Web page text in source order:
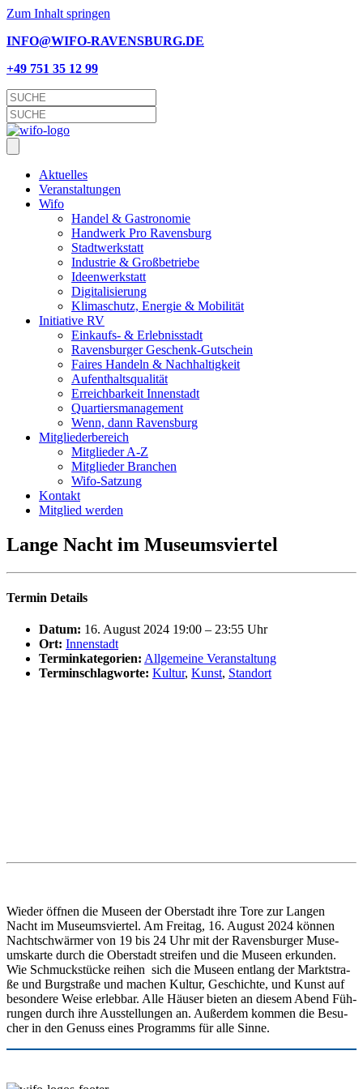
Zum Inhalt springen
INFO@WIFO-RAVENSBURG.DE
+49 751 35 12 99
Aktu­el­les
Ver­an­stal­tun­gen
Wifo
Han­del & Gastronomie
Hand­werk Pro Ravensburg
Stadt­werk­statt
Indus­trie & Großbetriebe
Ideen­werk­statt
Digi­ta­li­sie­rung
Kli­ma­schutz, Ener­gie & Mobilität
Initia­ti­ve RV
Einkaufs- & Erlebnisstadt
Ravens­bur­ger Geschenk-Gutschein
Fai­res Han­deln & Nachhaltigkeit
Auf­ent­halts­qua­li­tät
Erreich­bar­keit Innenstadt
Quar­tiers­ma­nage­ment
Wenn, dann Ravensburg
Mit­glie­der­be­reich
Mit­glie­der A‑Z
Mit­glie­der Branchen
Wifo-Sat­­zung
Kon­takt
Mit­glied werden
Lan­ge Nacht im Museumsviertel
Ter­min Details
Datum: 16. August 2024 19:00 – 23:55 Uhr
Ort: Innenstadt
Ter­min­ka­te­go­rien: All­ge­mei­ne Veranstaltung
Ter­min­schlag­wor­te: Kul­tur, Kunst, Stand­ort
Wie­der öff­nen die Muse­en der Ober­stadt ihre Tore zur Lan­gen
Nacht im Muse­ums­vier­tel. Am Frei­tag, 16. August 2024 kön­nen
Nacht­schwär­mer von 19 bis 24 Uhr mit der Ravens­bur­ger Muse­
ums­kar­te durch die Ober­stadt strei­fen und die Muse­en erkun­den.
Wie Schmuck­stü­cke rei­hen sich die Muse­en ent­lang der Markt­stra­
ße und Burg­stra­ße und machen Kul­tur, Geschich­te, und Kunst auf
beson­de­re Wei­se erleb­bar. Alle Häu­ser bie­ten an die­sem Abend Füh­
run­gen durch ihre Aus­stel­lun­gen an. Außer­dem kom­men die Besu­
cher in den Genuss eines Pro­gramms für alle Sinne.